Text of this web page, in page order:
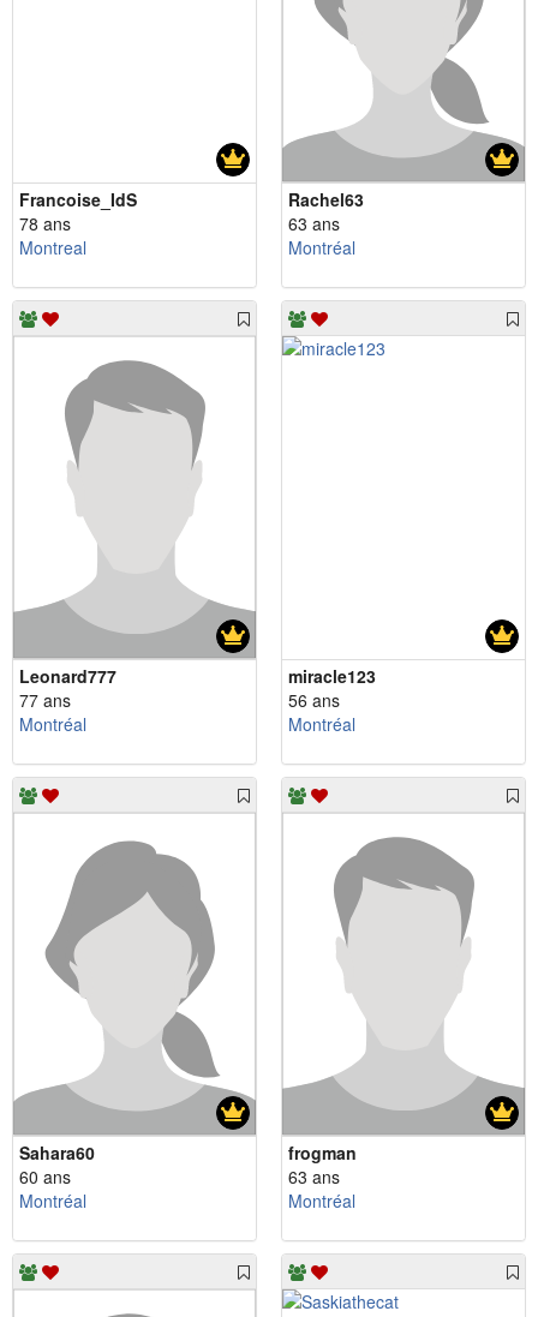
Francoise_IdS
78 ans
Montreal
Rachel63
63 ans
Montréal
Leonard777
77 ans
Montréal
miracle123
56 ans
Montréal
Sahara60
60 ans
Montréal
frogman
63 ans
Montréal